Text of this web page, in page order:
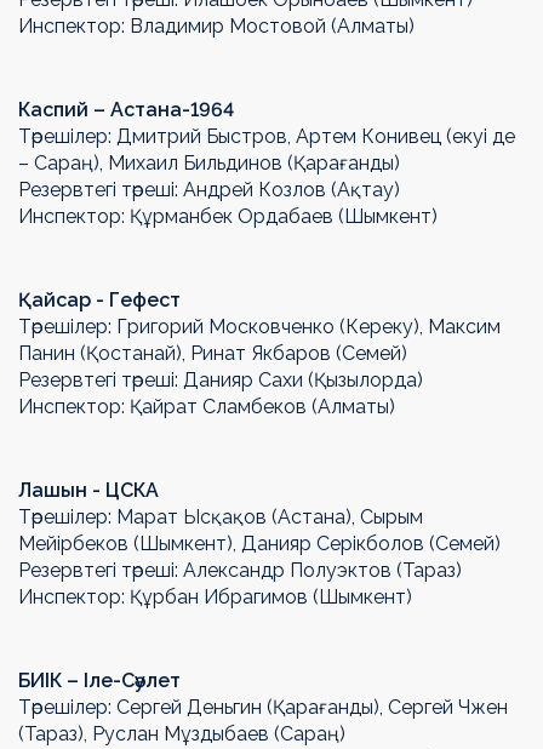
Инспектор: Владимир Мостовой (Алматы)
Каспий – Астана-1964
Төрешілер: Дмитрий Быстров, Артем Конивец (екуі де
– Сараң), Михаил Бильдинов (Қарағанды)
Резервтегі төреші: Андрей Козлов (Ақтау)
Инспектор: Құрманбек Ордабаев (Шымкент)
Қайсар - Гефест
Төрешілер: Григорий Московченко (Кереку), Максим
Панин (Қостанай), Ринат Якбаров (Семей)
Резервтегі төреші: Данияр Сахи (Қызылорда)
Инспектор: Қайрат Сламбеков (Алматы)
Лашын - ЦСКА
Төрешілер: Марат Ысқақов (Астана), Сырым
Мейірбеков (Шымкент), Данияр Серікболов (Семей)
Резервтегі төреші: Александр Полуэктов (Тараз)
Инспектор: Құрбан Ибрагимов (Шымкент)
БИIК – Іле-Сәулет
Төрешілер: Сергей Деньгин (Қарағанды), Сергей Чжен
(Тараз), Руслан Мұздыбаев (Сараң)